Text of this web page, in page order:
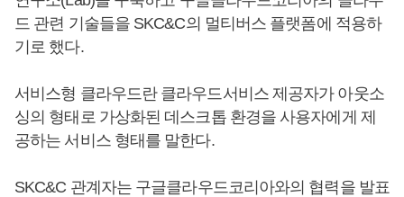
드 관련 기술들을 SKC&C의 멀티버스 플랫폼에 적용하
기로 했다.
서비스형 클라우드란 클라우드서비스 제공자가 아웃소
싱의 형태로 가상화된 데스크톱 환경을 사용자에게 제
공하는 서비스 형태를 말한다.
SKC&C 관계자는 구글클라우드코리아와의 협력을 발표